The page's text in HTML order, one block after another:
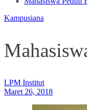
Kampusiana
LPM Institut
Maret 26, 2018